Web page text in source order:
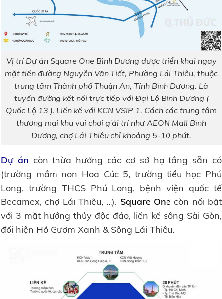
Vị trí Dự án Square One Bình Dương được triển khai ngay
mặt tiền đường Nguyễn Văn Tiết, Phường Lái Thiêu, thuộc
trung tâm Thành phố Thuận An, Tỉnh Bình Dương. Là
tuyến đường kết nối trực tiếp với Đại Lộ Bình Dương (
Quốc Lộ 13 ). Liền kề với KCN VSIP 1. Cách các trung tâm
thương mại khu vui chơi giải trí như AEON Mall Bình
Dương, chợ Lái Thiêu chỉ khoảng 5-10 phút.
Dự án còn thừa hưởng các cơ sở hạ tầng sẵn có
(trường mầm non Hoa Cúc 5, trường tiểu học Phú
Long, trường THCS Phú Long, bệnh viện quốc tế
Becamex, chợ Lái Thiêu, …). Square One còn nổi bật
với 3 mặt hướng thủy độc đáo, liền kề sông Sài Gòn,
đối hiện Hồ Gươm Xanh & Sông Lái Thiêu.